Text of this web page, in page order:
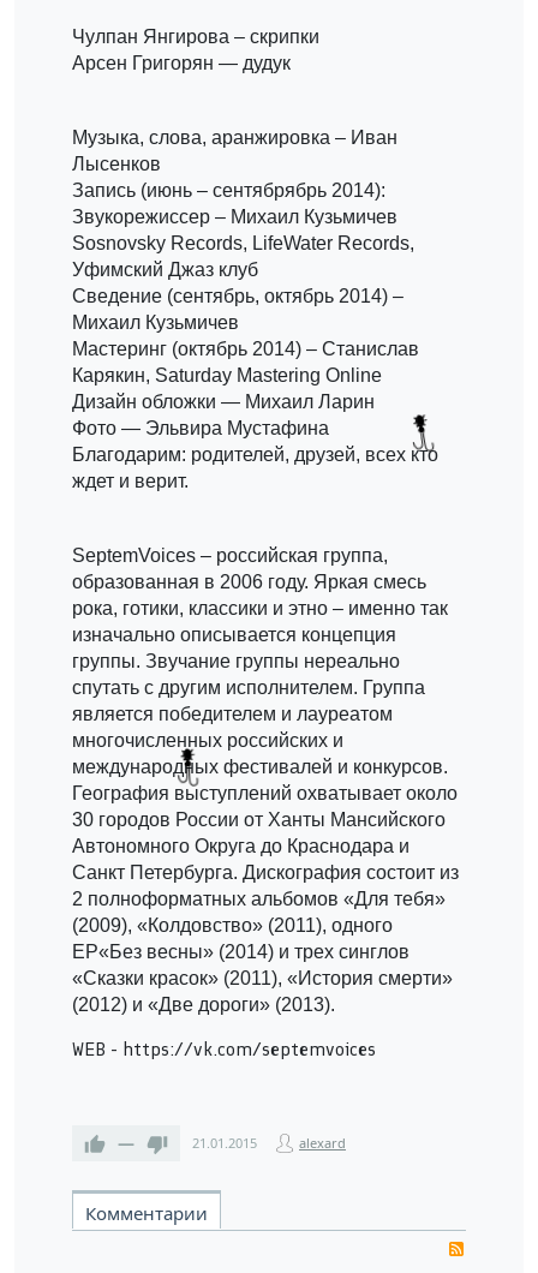
Чулпан Янгирова – скрипки
Арсен Григорян — дудук
Музыка, слова, аранжировка – Иван
Лысенков
Запись (июнь – сентябрябрь 2014):
Звукорежиссер – Михаил Кузьмичев
Sosnovsky Records, LifeWater Records,
Уфимский Джаз клуб
Сведение (сентябрь, октябрь 2014) –
Михаил Кузьмичев
Мастеринг (октябрь 2014) – Станислав
Карякин, Saturday Mastering Online
Дизайн обложки — Михаил Ларин
Фото — Эльвира Мустафина
Благодарим: родителей, друзей, всех кто
ждет и верит.
SeptemVoices – российская группа,
образованная в 2006 году. Яркая смесь
рока, готики, классики и этно – именно так
изначально описывается концепция
группы. Звучание группы нереально
спутать с другим исполнителем. Группа
является победителем и лауреатом
многочисленных российских и
международных фестивалей и конкурсов.
География выступлений охватывает около
30 городов России от Ханты Мансийского
Автономного Округа до Краснодара и
Санкт Петербурга. Дискография состоит из
2 полноформатных альбомов «Для тебя»
(2009), «Колдовство» (2011), одного
EP«Без весны» (2014) и трех синглов
«Сказки красок» (2011), «История смерти»
(2012) и «Две дороги» (2013).
WEB - https://vk.com/septemvoices
— 21.01.2015 alexard
Комментарии